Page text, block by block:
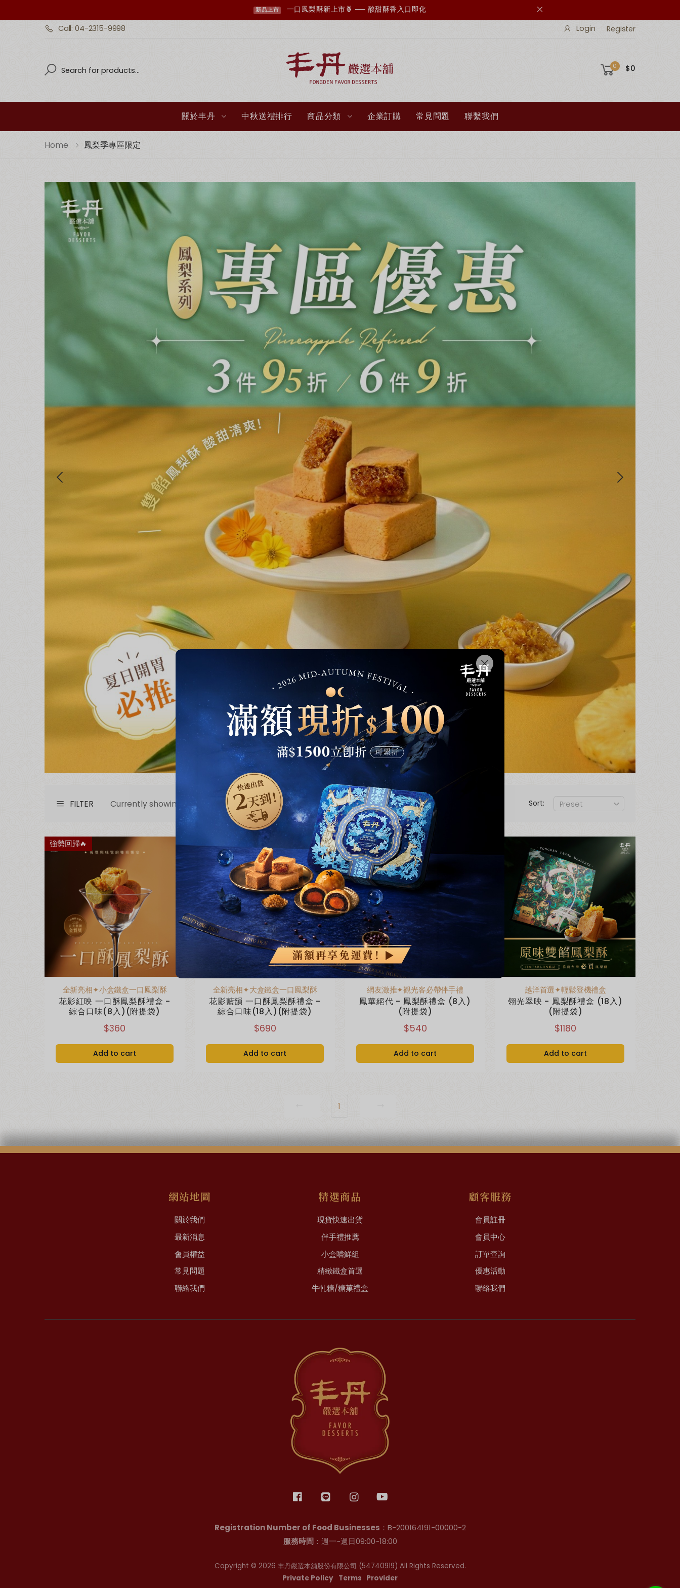
點我加入會員 丰丹LINE會員招募中，您想知道的資訊這裡都有✨
全新亮相 綜合口味 一口鳳梨酥新上市🍍
免運優惠 超取滿 $1500 免運、宅配滿 $2500 免運🚚
點我加入會員 加入丰丹LINE會員✨
Call: 04-2315-9998 Login Register
Search
Search
0 $0
關於丰丹 中秋送禮排行 商品分類 企業訂購 常見問題 聯繫我們
Home 鳳梨季專區限定
FILTER Currently showing 4 of 4 items Sort:
強勢回歸🔥
全新亮相✦小盒鐵盒一口鳳梨酥
花影紅映 一口酥鳳梨酥禮盒 -
綜合口味(8入)(附提袋)
$360
Add to cart
強勢回歸🔥
全新亮相✦大盒鐵盒一口鳳梨酥
花影藍韻 一口酥鳳梨酥禮盒 -
綜合口味(18入)(附提袋)
$690
Add to cart
📣網友推薦
網友激推✦觀光客必帶伴手禮
鳳華絕代 - 鳳梨酥禮盒 (8入)
(附提袋)
$540
Add to cart
越洋首選✦輕鬆登機禮盒
翎光翠映 - 鳳梨酥禮盒 (18入)
(附提袋)
$1180
Add to cart
1
網站地圖
關於我們
最新消息
會員權益
常見問題
聯絡我們
精選商品
現貨快速出貨
伴手禮推薦
小盒嚐鮮組
精緻鐵盒首選
牛軋糖/糖菓禮盒
顧客服務
會員註冊
會員中心
訂單查詢
優惠活動
聯絡我們
Registration Number of Food Businesses ：B-200164191-00000-2
服務時間：週一~週日09:00~18:00
Copyright © 2026 丰丹嚴選本舖股份有限公司 (54740919) All Rights Reserved.
Private Policy Terms Provider